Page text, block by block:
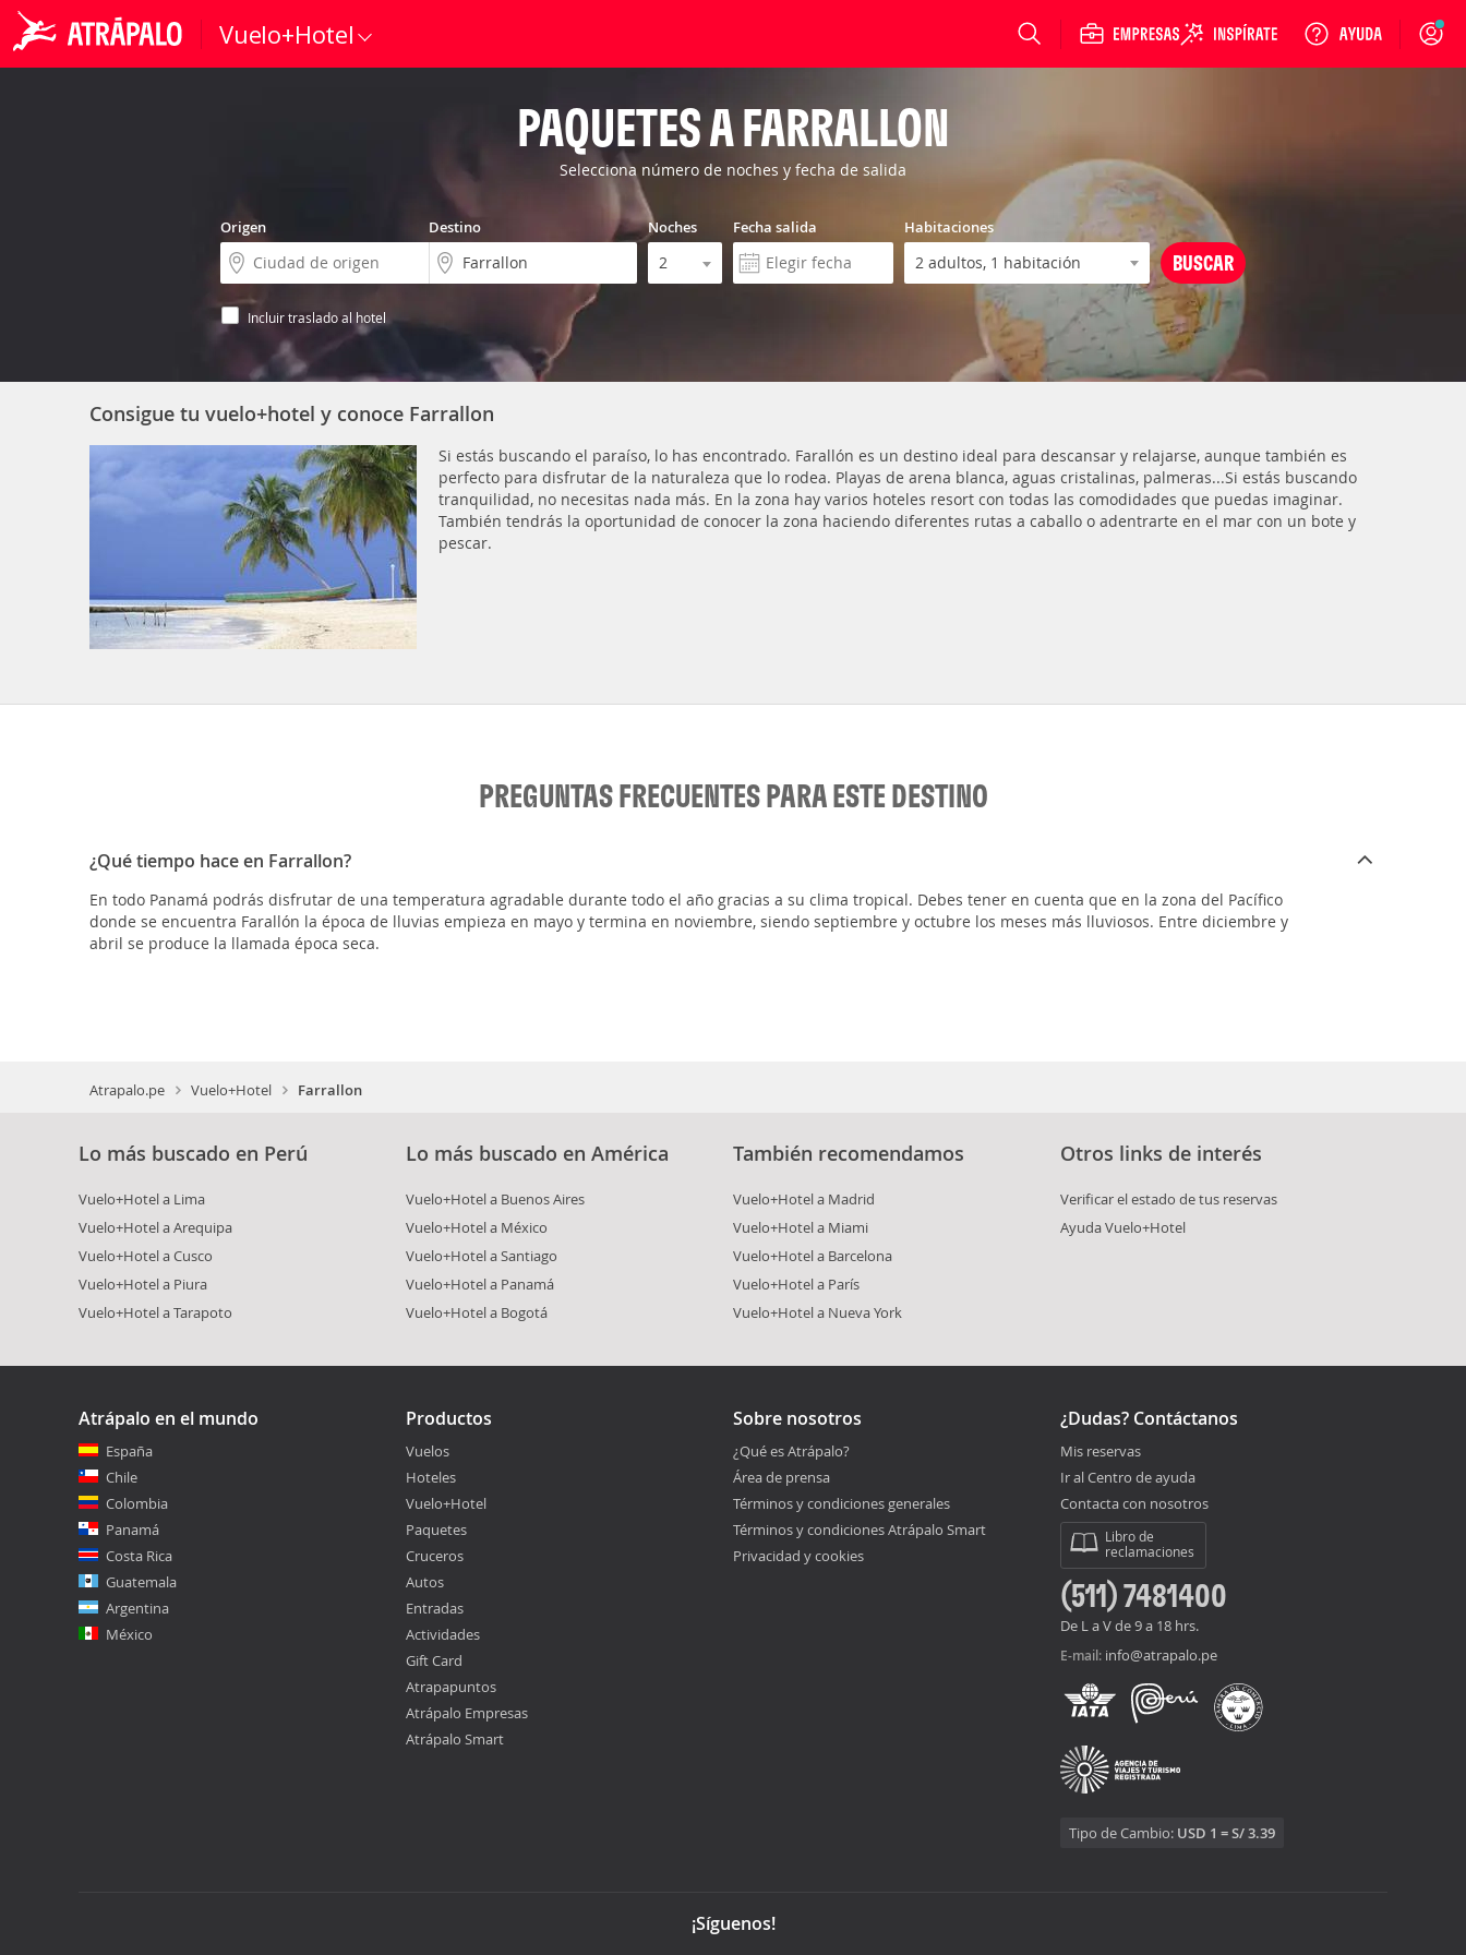
Vuelo+Hotel Login
PAQUETES A FARRALLON
Selecciona número de noches y fecha de salida
Origen Destino Noches Fecha salida Habitaciones
Incluir traslado al hotel
Consigue tu vuelo+hotel y conoce Farrallon
Si estás buscando el paraíso, lo has encontrado. Farallón es un destino ideal para descansar y relajarse, aunque también es
perfecto para disfrutar de la naturaleza que lo rodea. Playas de arena blanca, aguas cristalinas, palmeras...Si estás buscando
tranquilidad, no necesitas nada más. En la zona hay varios hoteles resort con todas las comodidades que puedas imaginar.
También tendrás la oportunidad de conocer la zona haciendo diferentes rutas a caballo o adentrarte en el mar con un bote y
pescar.
PREGUNTAS FRECUENTES PARA ESTE DESTINO
¿Qué tiempo hace en Farrallon?
En todo Panamá podrás disfrutar de una temperatura agradable durante todo el año gracias a su clima tropical. Debes tener en cuenta que en la zona del Pacífico
donde se encuentra Farallón la época de lluvias empieza en mayo y termina en noviembre, siendo septiembre y octubre los meses más lluviosos. Entre diciembre y
abril se produce la llamada época seca.
Atrapalo.pe Vuelo+Hotel Farrallon
Lo más buscado en Perú
Vuelo+Hotel a Lima
Vuelo+Hotel a Arequipa
Vuelo+Hotel a Cusco
Vuelo+Hotel a Piura
Vuelo+Hotel a Tarapoto
Lo más buscado en América
Vuelo+Hotel a Buenos Aires
Vuelo+Hotel a México
Vuelo+Hotel a Santiago
Vuelo+Hotel a Panamá
Vuelo+Hotel a Bogotá
También recomendamos
Vuelo+Hotel a Madrid
Vuelo+Hotel a Miami
Vuelo+Hotel a Barcelona
Vuelo+Hotel a París
Vuelo+Hotel a Nueva York
Otros links de interés
Verificar el estado de tus reservas
Ayuda Vuelo+Hotel
Atrápalo en el mundo
España
Chile
Colombia
Panamá
Costa Rica
Guatemala
Argentina
México
Productos
Vuelos
Hoteles
Vuelo+Hotel
Paquetes
Cruceros
Autos
Entradas
Actividades
Gift Card
Atrapapuntos
Atrápalo Empresas
Atrápalo Smart
Sobre nosotros
¿Qué es Atrápalo?
Área de prensa
Términos y condiciones generales
Términos y condiciones Atrápalo Smart
Privacidad y cookies
¿Dudas? Contáctanos
Mis reservas
Ir al Centro de ayuda
Contacta con nosotros
Libro de
reclamaciones
(511) 7481400
De L a V de 9 a 18 hrs.
E-mail: info@atrapalo.pe
Tipo de Cambio: USD 1 = S/ 3.39
¡Síguenos!